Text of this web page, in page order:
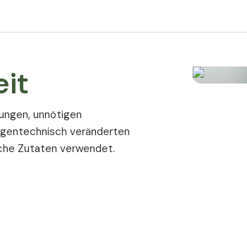
Vitamine der B Gruppe
Vitamin B1 (Thiamin) in Form von
Vitamin B5 (Pantothensäure) in
Vitamin B6 (Pyridoxin) in Form von
unnötigen
veränderten
Zutaten verwendet.